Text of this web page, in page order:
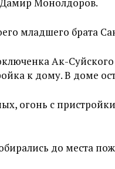
младшего брата
Ак-
к дому. В доме
огонь с
до места